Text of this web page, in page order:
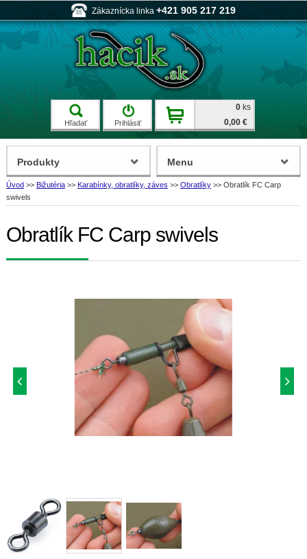
Zákaznícka linka +421 905 217 219
Hľadať Prihlásiť
0 ks
0,00 €
Úvod >> Bižutéria >> Karabínky, obratlíky, záves >> Obratlíky >> Obratlík FC Carp
swivels
Obratlík FC Carp swivels
Produkty Menu